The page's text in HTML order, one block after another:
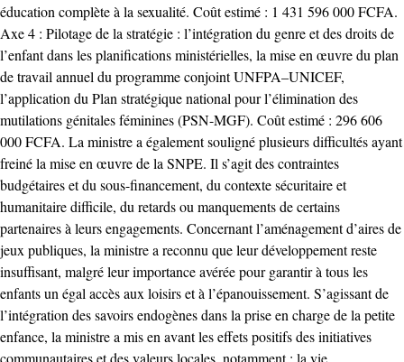
éducation complète à la sexualité. Coût estimé : 1 431 596 000 FCFA.
Axe 4 : Pilotage de la stratégie : l’intégration du genre et des droits de
l’enfant dans les planifications ministérielles, la mise en œuvre du plan
de travail annuel du programme conjoint UNFPA–UNICEF,
l’application du Plan stratégique national pour l’élimination des
mutilations génitales féminines (PSN-MGF). Coût estimé : 296 606
000 FCFA. La ministre a également souligné plusieurs difficultés ayant
freiné la mise en œuvre de la SNPE. Il s’agit des contraintes
budgétaires et du sous-financement, du contexte sécuritaire et
humanitaire difficile, du retards ou manquements de certains
partenaires à leurs engagements. Concernant l’aménagement d’aires de
jeux publiques, la ministre a reconnu que leur développement reste
insuffisant, malgré leur importance avérée pour garantir à tous les
enfants un égal accès aux loisirs et à l’épanouissement. S’agissant de
l’intégration des savoirs endogènes dans la prise en charge de la petite
enfance, la ministre a mis en avant les effets positifs des initiatives
communautaires et des valeurs locales, notamment : la vie